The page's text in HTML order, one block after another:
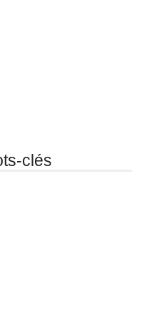
clés